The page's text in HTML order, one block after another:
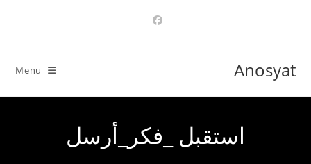
Anosyat
Menu
استقبل _فكر_أرسل